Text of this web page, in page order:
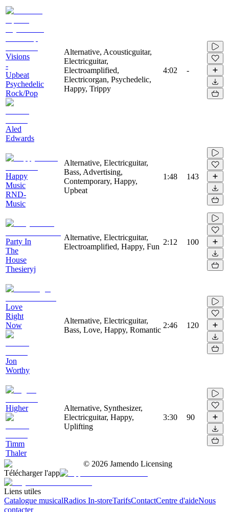
Visions
-
Upbeat
Psychedelic
Rock/Pop
Aled
Edwards
Alternative, Acousticguitar,
Electricguitar,
Electroamplified,
Electricorgan, Psychedelic,
Happy, Trippy
4:02 -
Happy
Music
RND-
Music
Alternative, Electricguitar,
Bass, Advertising,
Contemporary, Happy,
Upbeat
1:48 143
Party In
The
House
Thesieryj
Alternative, Electricguitar,
Electroamplified, Happy, Fun
2:12 100
Love
Right
Now
Jon
Worthy
Alternative, Electricguitar,
Bass, Love, Happy, Romantic
2:46 120
Higher
Timm
Thaler
Alternative, Synthesizer,
Electricguitar, Happy,
Uplifting
3:30 90
© 2026 Jamendo Licensing
Télécharger l'app
Liens utiles
Catalogue musicalRadios In-storeTarifsContactCentre d'aideNous
contacter